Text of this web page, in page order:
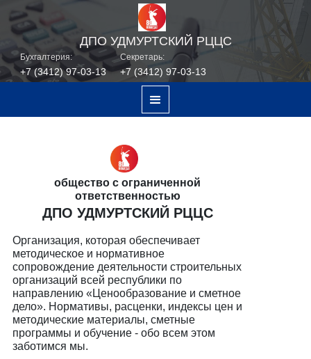
ДПО УДМУРТСКИЙ РЦЦС
Бухгалтерия:
+7 (3412) 97-03-13
Секретарь:
+7 (3412) 97-03-13
общество с ограниченной
ответственностью
ДПО УДМУРТСКИЙ РЦЦС
Организация, которая обеспечивает
методическое и нормативное
сопровождение деятельности строительных
организаций всей республики по
направлению «Ценообразование и сметное
дело». Нормативы, расценки, индексы цен и
методические материалы, сметные
программы и обучение - обо всем этом
заботимся мы.